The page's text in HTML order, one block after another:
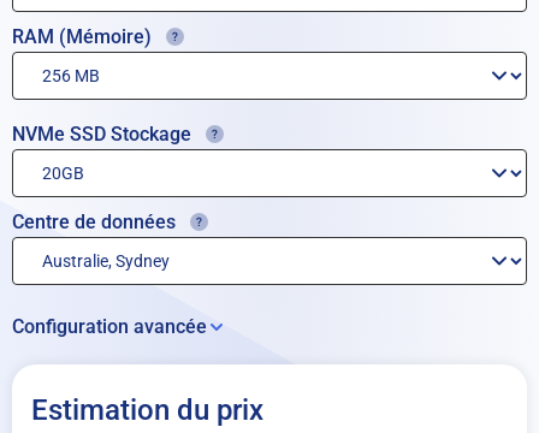
RAM (Mémoire)
NVMe SSD Stockage
Centre de données
Configuration avancée
Stockage sur disque supplémentaire:
Estimation du prix